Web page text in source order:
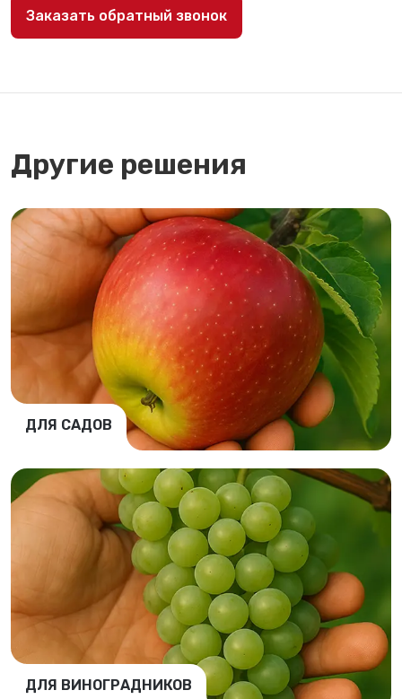
Заказать обратный звонок
Другие решения
ДЛЯ САДОВ
ДЛЯ ВИНОГРАДНИКОВ